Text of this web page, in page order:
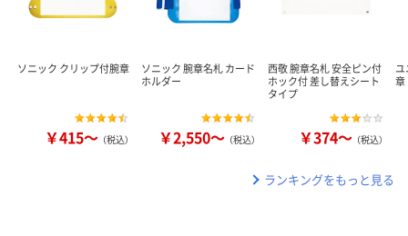
ソニック クリップ付腕章
￥415～ （税込）
ソニック 腕章名札 カード
ホルダー
￥2,550～ （税込）
西敬 腕章名札 安全ピン付
ホック付 差し替えシート
タイプ
￥374～ （税込）
ランキングをもっと見る